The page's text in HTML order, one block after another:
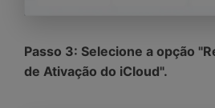
Passo 3: Selecione a opção
de Ativação do iCloud".